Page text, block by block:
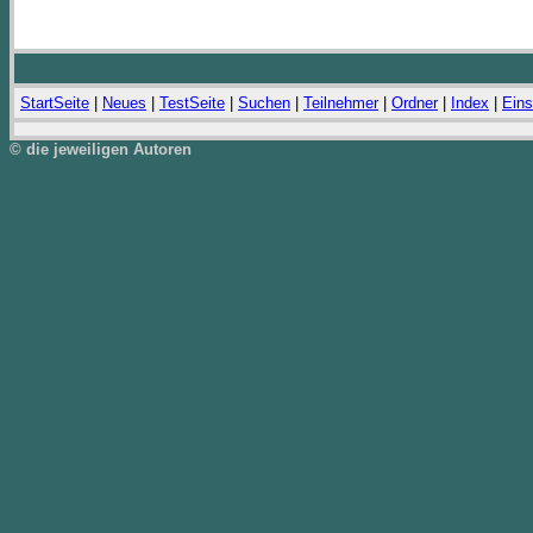
StartSeite Neues TestSeite Suchen Teilnehmer| Ordner| Index
© die jeweiligen Autoren